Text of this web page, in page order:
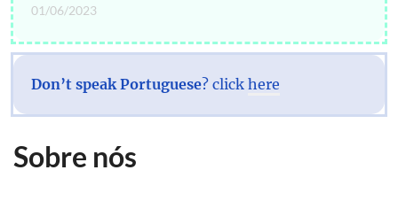
01/06/2023
Don’t speak Portuguese? click here
Sobre nós